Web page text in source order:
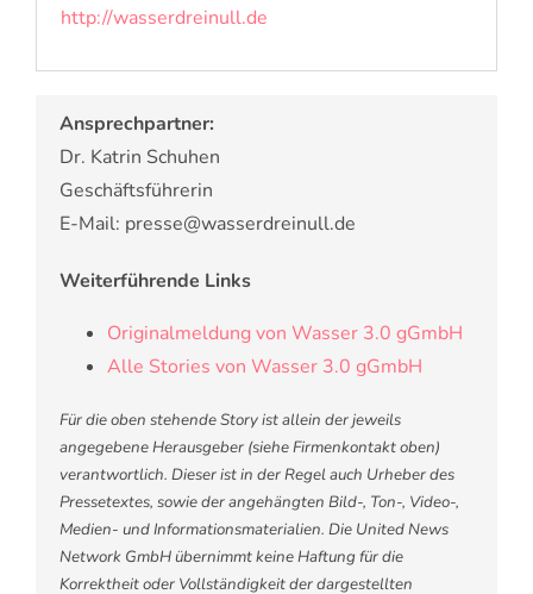
http://wasserdreinull.de
Ansprechpartner:
Dr. Katrin Schuhen
Geschäftsführerin
E-Mail: presse@wasserdreinull.de
Weiterführende Links
Originalmeldung von Wasser 3.0 gGmbH
Alle Stories von Wasser 3.0 gGmbH
Für die oben stehende Story ist allein der jeweils
angegebene Herausgeber (siehe Firmenkontakt oben)
verantwortlich. Dieser ist in der Regel auch Urheber des
Pressetextes, sowie der angehängten Bild-, Ton-, Video-,
Medien- und Informationsmaterialien. Die United News
Network GmbH übernimmt keine Haftung für die
Korrektheit oder Vollständigkeit der dargestellten